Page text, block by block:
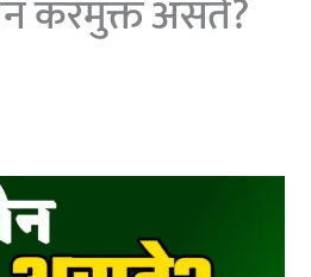
करमुक्त असते?